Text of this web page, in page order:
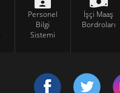
Personel
Bilgi
Sistemi
İşçi Maaş
Bordroları